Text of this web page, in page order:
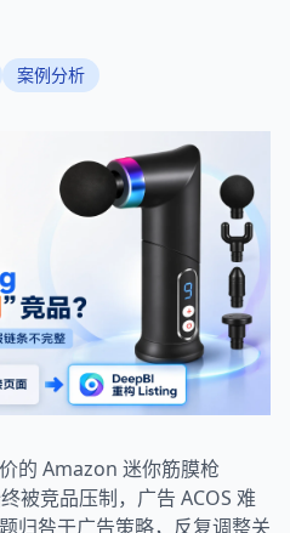
案例分析
的 Amazon 迷你筋膜枪
被竞品压制，广告 ACOS 难
归咎于广告策略，反复调整关